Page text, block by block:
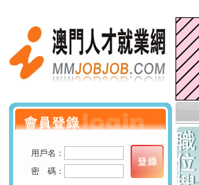
個人會員登錄
用戶名：
密 碼：